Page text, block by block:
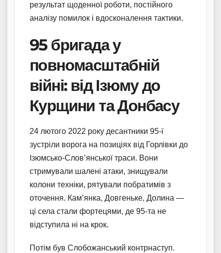
результат щоденної роботи, постійного
аналізу помилок і вдосконалення тактики.
95 бригада у
повномасштабній
війні: від Ізюму до
Курщини та Донбасу
24 лютого 2022 року десантники 95-ї
зустріли ворога на позиціях від Горлівки до
Ізюмсько-Слов’янської траси. Вони
стримували шалені атаки, знищували
колони техніки, рятували побратимів з
оточення. Кам’янка, Довгеньке, Долина —
ці села стали фортецями, де 95-та не
відступила ні на крок.
Потім був Слобожанський контрнаступ.